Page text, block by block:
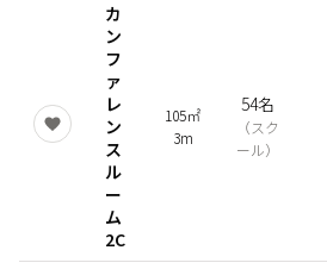
カ
ン
フ
ァ
レ
ン
ス
ル
ー
ム
2C
105㎡
3m
54名
（スク
ール）